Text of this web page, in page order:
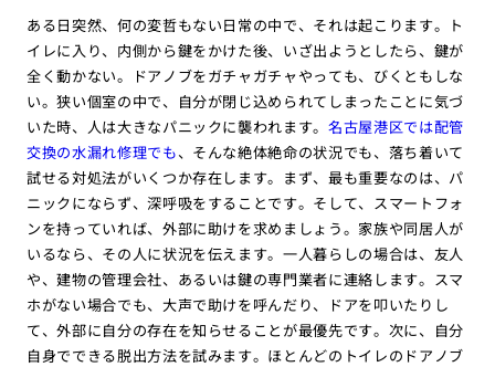
ある日突然、何の変哲もない日常の中で、それは起こります。ト
イレに入り、内側から鍵をかけた後、いざ出ようとしたら、鍵が
全く動かない。ドアノブをガチャガチャやっても、びくともしな
い。狭い個室の中で、自分が閉じ込められてしまったことに気づ
いた時、人は大きなパニックに襲われます。名古屋港区では配管
交換の水漏れ修理でも、そんな絶体絶命の状況でも、落ち着いて
試せる対処法がいくつか存在します。まず、最も重要なのは、パ
ニックにならず、深呼吸をすることです。そして、スマートフォ
ンを持っていれば、外部に助けを求めましょう。家族や同居人が
いるなら、その人に状況を伝えます。一人暮らしの場合は、友人
や、建物の管理会社、あるいは鍵の専門業者に連絡します。スマ
ホがない場合でも、大声で助けを呼んだり、ドアを叩いたりし
て、外部に自分の存在を知らせることが最優先です。次に、自分
自身でできる脱出方法を試みます。ほとんどのトイレのドアノブ